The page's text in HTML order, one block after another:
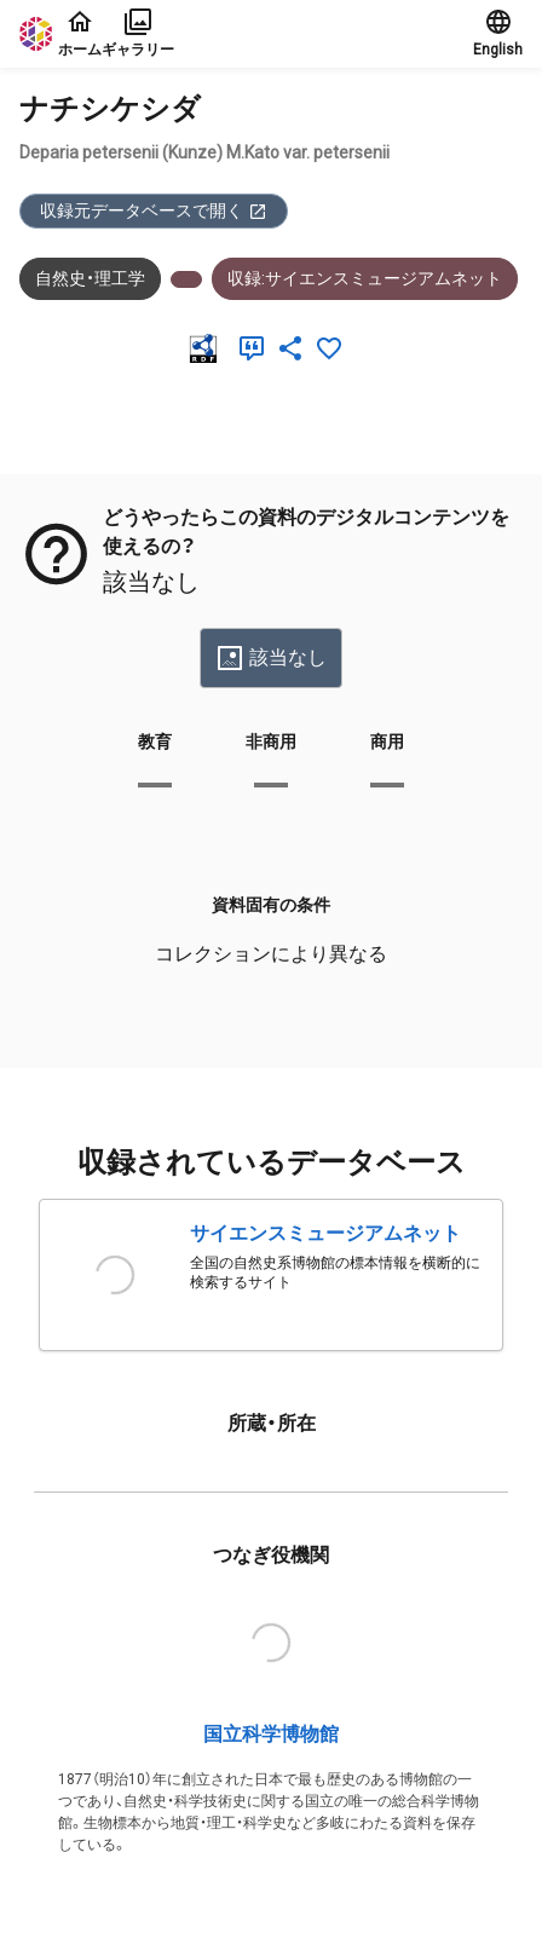
本文に飛ぶ
ホームギャラリー English
ナチシケシダ
Deparia petersenii (Kunze) M.Kato var. petersenii
収録元データベースで開く
自然史・理工学 収録:サイエンスミュージアムネット
どうやったらこの資料のデジタルコンテンツを
使えるの？
該当なし
該当なし
教育 非商用 商用
資料固有の条件
コレクションにより異なる
収録されているデータベース
サイエンスミュージアムネット
全国の自然史系博物館の標本情報を横断的に
検索するサイト
所蔵・所在
つなぎ役機関
国立科学博物館
1877（明治10）年に創立された日本で最も歴史のある博物館の一
つであり、自然史・科学技術史に関する国立の唯一の総合科学博物
館。生物標本から地質・理工・科学史など多岐にわたる資料を保存
している。